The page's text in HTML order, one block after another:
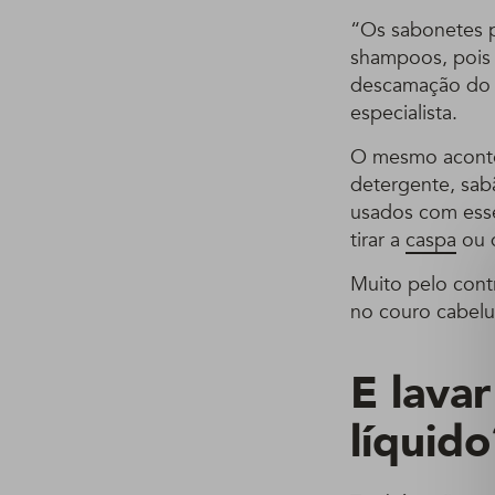
“Os sabonetes
shampoos,
descamação
especialista.
O mesmo
detergente,
usados com
tirar a caspa ou
Muito pelo
no couro
E